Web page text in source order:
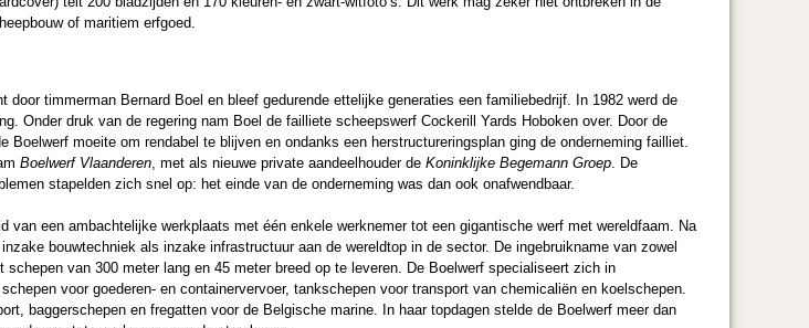
of maritiem erfgoed.
door timmerman Bernard Boel en bleef gedurende ettelijke generaties een familiebedrijf. In 1982 werd de
Onder druk van de regering nam Boel de failliete scheepswerf Cockerill Yards Hoboken over. Door de
Boelwerf moeite om rendabel te blijven en ondanks een herstructureringsplan ging de onderneming failliet.
Boelwerf Vlaanderen , met als nieuwe private aandeelhouder de Koninklijke Begemann Groep . De
stapelden zich snel op: het einde van de onderneming was dan ook onafwendbaar.
van een ambachtelijke werkplaats met één enkele werknemer tot een gigantische werf met wereldfaam. Na
bouwtechniek als inzake infrastructuur aan de wereldtop in de sector. De ingebruikname van zowel
van 300 meter lang en 45 meter breed op te leveren. De Boelwerf specialiseert zich in
voor goederen- en containervervoer, tankschepen voor transport van chemicaliën en koelschepen.
baggerschepen en fregatten voor de Belgische marine. In haar topdagen stelde de Boelwerf meer dan